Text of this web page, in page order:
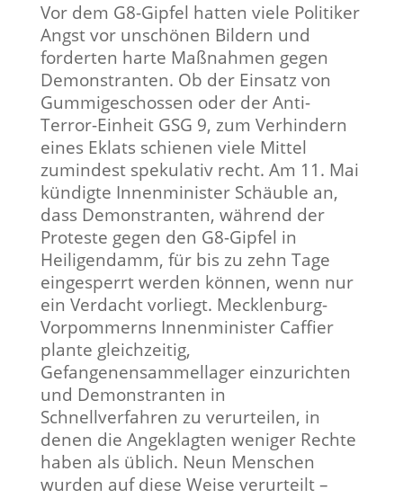
Vor dem G8-Gipfel hatten viele Politiker
Angst vor unschönen Bildern und
forderten harte Maßnahmen gegen
Demonstranten. Ob der Einsatz von
Gummigeschossen oder der Anti-
Terror-Einheit GSG 9, zum Verhindern
eines Eklats schienen viele Mittel
zumindest spekulativ recht. Am 11. Mai
kündigte Innenminister Schäuble an,
dass Demonstranten, während der
Proteste gegen den G8-Gipfel in
Heiligendamm, für bis zu zehn Tage
eingesperrt werden können, wenn nur
ein Verdacht vorliegt. Mecklenburg-
Vorpommerns Innenminister Caffier
plante gleichzeitig,
Gefangenensammellager einzurichten
und Demonstranten in
Schnellverfahren zu verurteilen, in
denen die Angeklagten weniger Rechte
haben als üblich. Neun Menschen
wurden auf diese Weise verurteilt –